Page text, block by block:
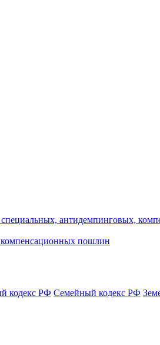
антидемпинговых,
компенсационных пошлин
кодекс РФ Семейный кодекс РФ